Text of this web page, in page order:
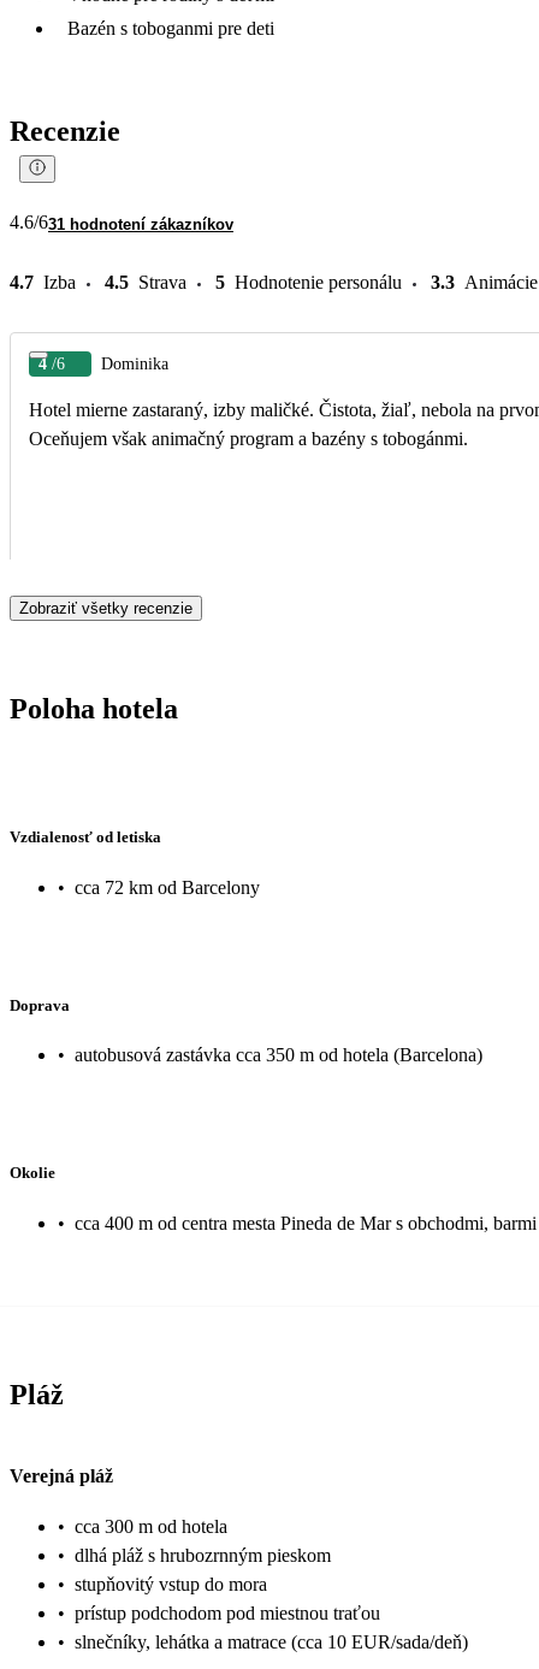
Bazén s toboganmi pre deti
Recenzie
4.6/631 hodnotení zákazníkov
4.7 Izba 4.5 Strava 5 Hodnotenie personálu 3.3 Animácie
4 /6 Dominika
Hotel mierne zastaraný, izby maličké. Čistota, žiaľ, nebola na
Oceňujem však animačný program a bazény s tobogánmi.
Zobraziť všetky recenzie
Poloha hotela
Vzdialenosť od letiska
• cca 72 km od Barcelony
Doprava
• autobusová zastávka cca 350 m od hotela (Barcelona)
Okolie
• cca 400 m od centra mesta Pineda de Mar s obchodmi,
Pláž
Verejná pláž
• cca 300 m od hotela
• dlhá pláž s hrubozrnným pieskom
• stupňovitý vstup do mora
• prístup podchodom pod miestnou traťou
• slnečníky, lehátka a matrace (cca 10 EUR/sada/deň)